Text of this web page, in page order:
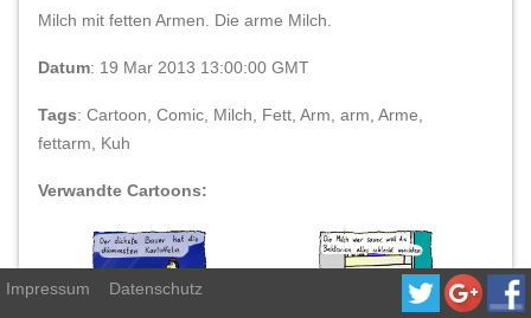
Milch mit fetten Armen. Die arme Milch.
Datum: 19 Mar 2013 13:00:00 GMT
Tags: Cartoon, Comic, Milch, Fett, Arm, arm, Arme,
fettarm, Kuh
Verwandte Cartoons:
Impressum Datenschutz